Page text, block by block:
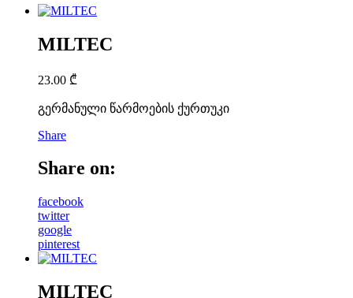
MILTEC
23.00 ₾
გერმანული წარმოების ქურთუკი
Share
Share on:
facebook
twitter
google
pinterest
MILTEC